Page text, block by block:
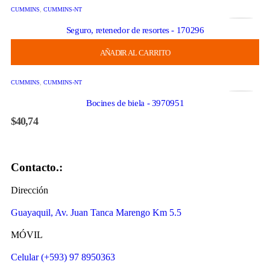
CUMMINS CUMMINS-NT
Seguro, retenedor de resortes - 170296
AÑADIR AL CARRITO
CUMMINS CUMMINS-NT
Bocines de biela - 3970951
$40,74
Contacto.:
Dirección
Guayaquil, Av. Juan Tanca Marengo Km 5.5
MÓVIL
Celular (+593) 97 8950363